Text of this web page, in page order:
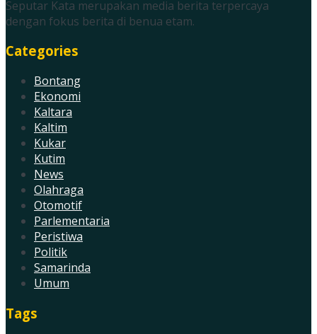
Seputar Kata merupakan media berita terpercaya
dengan fokus berita di benua etam.
Categories
Bontang
Ekonomi
Kaltara
Kaltim
Kukar
Kutim
News
Olahraga
Otomotif
Parlementaria
Peristiwa
Politik
Samarinda
Umum
Tags